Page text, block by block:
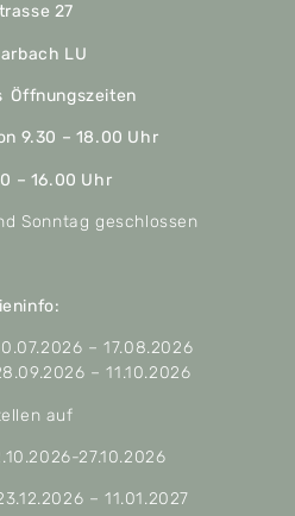
27
LU
Öffnungszeiten
9.30 – 18.00 Uhr
– 16.00 Uhr
Sonntag geschlossen
– 17.08.2026
– 11.10.2026
auf
27.10.2026
– 11.01.2027